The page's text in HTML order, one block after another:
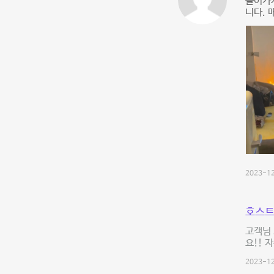
니다.
2023-
호스
고객님
요!!
2023-